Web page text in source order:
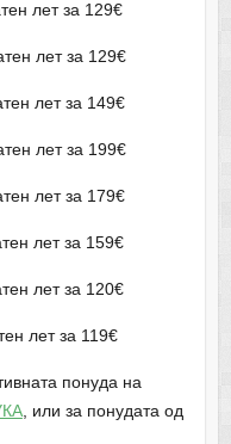
лет за 129€
лет за 129€
лет за 149€
лет за 199€
лет за 179€
лет за 159€
за 120€
лет за 119€
понуда на
, или за понудата од